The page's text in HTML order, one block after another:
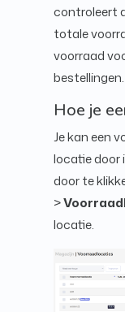
controleert
totale
voorraad
bestellingen.
Hoe je
Je kan een
locatie door
door te
>
locatie.